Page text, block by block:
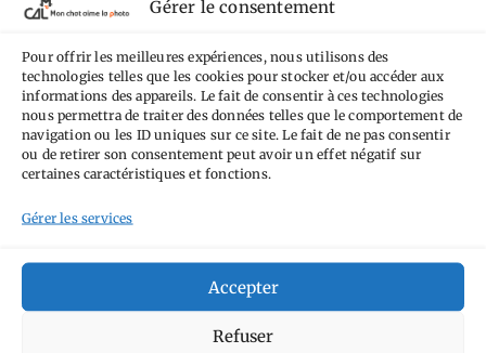
Gérer le consentement
Pour offrir les meilleures expériences, nous utilisons des
technologies telles que les cookies pour stocker et/ou accéder aux
informations des appareils. Le fait de consentir à ces technologies
nous permettra de traiter des données telles que le comportement de
navigation ou les ID uniques sur ce site. Le fait de ne pas consentir
ou de retirer son consentement peut avoir un effet négatif sur
certaines caractéristiques et fonctions.
Gérer les services
Accepter
Refuser
Tags
Anti tourisme
perchéCircuitDanemarkEspagne
Academy Hauts-de-France Hébergement JaponJournées